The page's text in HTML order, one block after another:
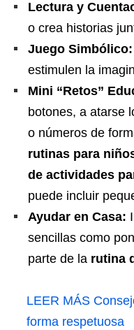
Lectura y
o crea historias
Juego Simbólico:
estimulen la
Mini “Retos”
botones, a atarse
o números de
rutinas para
de actividades
puede incluir
Ayudar en Casa:
sencillas como
parte de la rutina
LEER MÁS
forma respetuosa